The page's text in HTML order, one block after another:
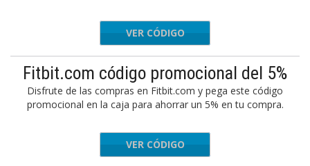
URADS20
VER CÓDIGO
Fitbit.com código promocional del 5%
Disfrute de las compras en Fitbit.com y pega este código
promocional en la caja para ahorrar un 5% en tu compra.
FCSUS2D
VER CÓDIGO